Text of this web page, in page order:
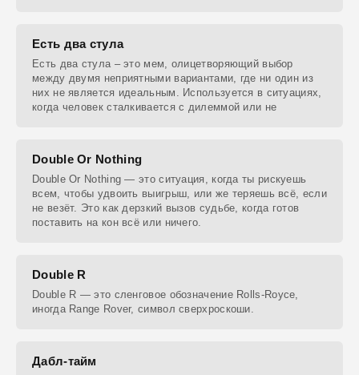
Есть два стула
Есть два стула – это мем, олицетворяющий выбор
между двумя неприятными вариантами, где ни один из
них не является идеальным. Используется в ситуациях,
когда человек сталкивается с дилеммой или не
Double Or Nothing
Double Or Nothing — это ситуация, когда ты рискуешь
всем, чтобы удвоить выигрыш, или же теряешь всё, если
не везёт. Это как дерзкий вызов судьбе, когда готов
поставить на кон всё или ничего.
Double R
Double R — это сленговое обозначение Rolls-Royce,
иногда Range Rover, символ сверхроскоши.
Дабл-тайм